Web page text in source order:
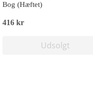
Bog (Hæftet)
416 kr
Udsolgt